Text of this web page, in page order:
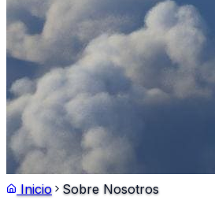
Inicio Sobre Nosotros